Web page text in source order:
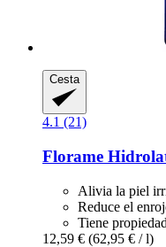
Cesta
4.1 (21)
Florame
Alivia la piel
Reduce el
Tiene
12,59 € (62,95 € / l)